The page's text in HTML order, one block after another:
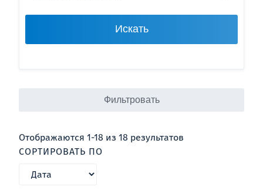
Искать
Фильтровать
Отображаются 1-18 из 18 результатов
СОРТИРОВАТЬ ПО